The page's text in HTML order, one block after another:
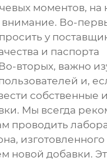
моментов, на
внимание. Во-
у
и паспорта
вторых, важно
и,
собственные
Мы всегда
проводить
изготовленного
новой добавки.